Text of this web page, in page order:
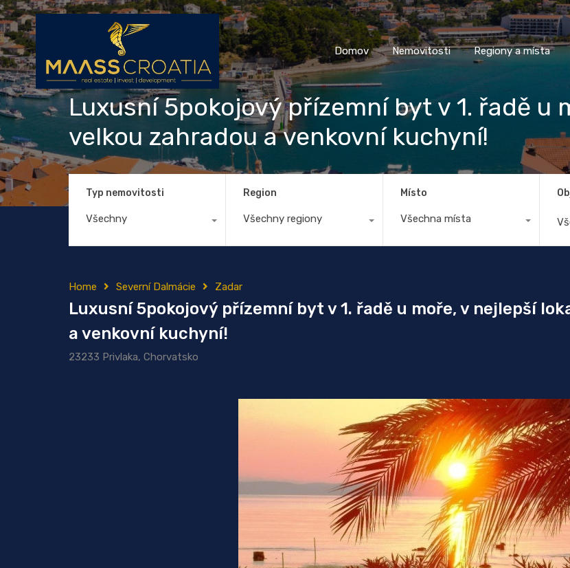
Domov Nemovitosti Regiony a
Domov Nemovitosti Regiony a místa
Luxusní 5pokojový přízemní byt v 1. řadě u
velkou zahradou a venkovní kuchyní!
Typ nemovitosti
Všechny
Region
Všechny regiony
Místo
Všechna místa
Home Severní Dalmácie Zadar
Luxusní 5pokojový přízemní byt v 1. řadě u moře, v nejlepší
a venkovní kuchyní!
23233 Privlaka, Chorvatsko